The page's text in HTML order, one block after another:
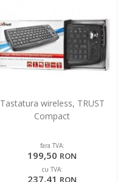
Tastatura wireless, TRUST
Compact
fara TVA:
199,50 RON
cu TVA:
237,41 RON